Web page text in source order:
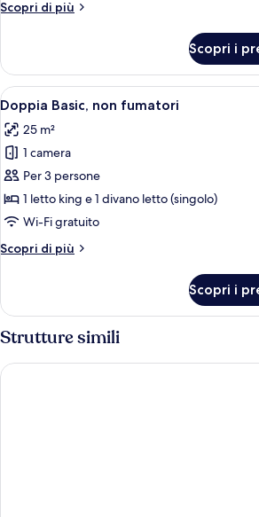
2
non
fumatori
Scopri di più
Altri
Basic
con
2
letti
singoli,
non
fumatori
Scopri i
Apri
tutte
le
foto
per
Doppia
Basic,
fumatori
Camera
17
Doppia Basic, non fumatori
25 m²
1 camera
Per 3 persone
1 letto king e 1 divano letto (singolo)
Wi-Fi gratuito
Scopri di più
Altri
Basic,
non
fumatori
Scopri i
Strutture simili
Hotel Atoll Emerald Miyakojima